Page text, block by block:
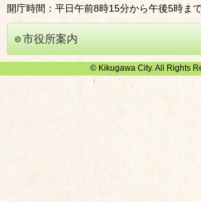
開庁時間：平日午前8時15分から午後5時ま
市役所案内
© Kikugawa City. All Rights